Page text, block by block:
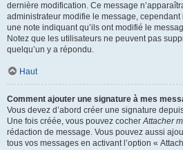
dernière modification. Ce message
administrateur modifie le message,
une note indiquant qu’ils ont modifié le
Notez que les utilisateurs ne peuvent pas
quelqu’un y a répondu.
Haut
Comment ajouter une signature à mes
Vous devez d’abord créer une signature
Une fois créée, vous pouvez cocherAttacher
rédaction de message. Vous pouvez aussi
tous vos messages en activant l’option «